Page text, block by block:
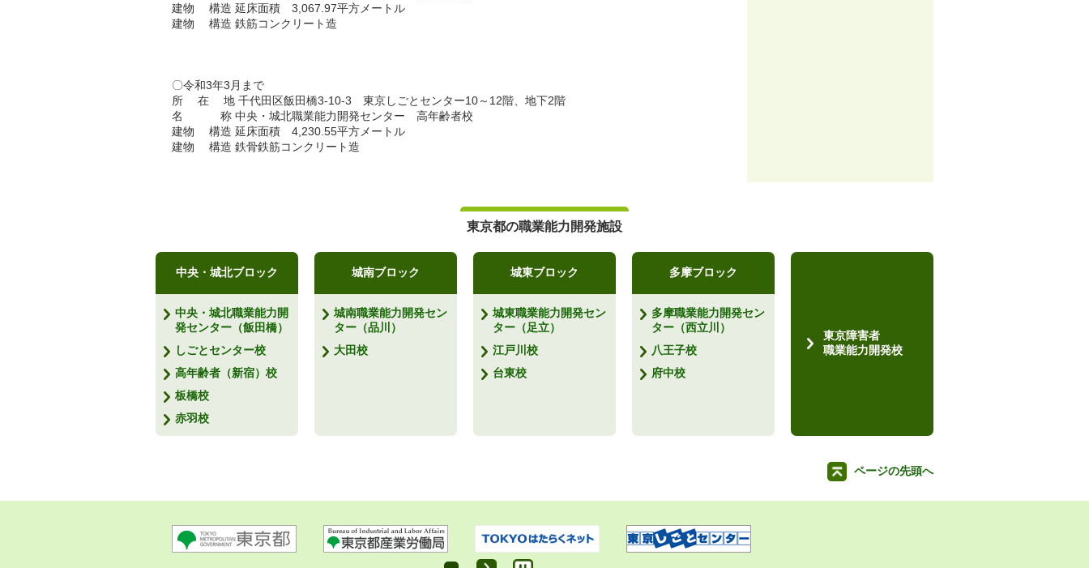
建物 構造 延床面積 3,067.97平方メートル
建物 構造 鉄筋コンクリート造
〇令和3年3月まで
所 在 地 千代田区飯田橋3-10-3 東京しごとセンター10～12階、地下2階
名 称 中央・城北職業能力開発センター 高年齢者校
建物 構造 延床面積 4,230.55平方メートル
建物 構造 鉄骨鉄筋コンクリート造
東京都の職業能力開発施設
中央・城北ブロック
中央・城北職業能力開
発センター（飯田橋）
しごとセンター校
高年齢者（新宿）校
板橋校
赤羽校
城南ブロック
城南職業能力開発セン
ター（品川）
大田校
城東ブロック
城東職業能力開発セン
ター（足立）
江戸川校
台東校
多摩ブロック
多摩職業能力開発セン
ター（西立川）
八王子校
府中校
東京障害者
職業能力開発校
ページの先頭へ